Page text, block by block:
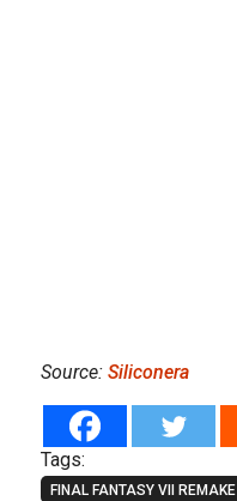
Source: Siliconera
Tags:
FINAL FANTASY VII REMAKE